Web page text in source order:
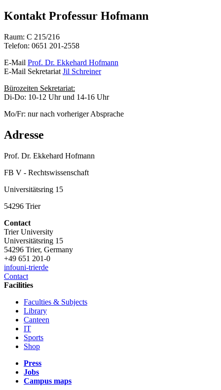
Kontakt Professur Hofmann
Raum: C 215/216
Telefon: 0651 201-2558
E-Mail Prof. Dr. Ekkehard Hofmann
E-Mail Sekretariat Jil Schreiner
Bürozeiten Sekretariat:
Di-Do: 10-12 Uhr und 14-16 Uhr
Mo/Fr: nur nach vorheriger Absprache
Adresse
Prof. Dr. Ekkehard Hofmann
FB V - Rechtswissenschaft
Universitätsring 15
54296 Trier
Contact
Trier University
Universitätsring 15
54296 Trier, Germany
+49 651 201-0
infouni-trierde
Contact
Facilities
Faculties & Subjects
Library
Canteen
IT
Sports
Shop
Press
Jobs
Campus maps